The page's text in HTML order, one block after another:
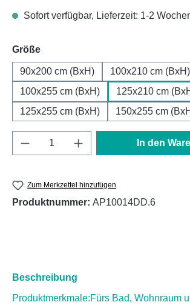
Sofort verfügbar, Lieferzeit: 1-2
Größeauswählen
90x200 cm (BxH)
100x210 cm (BxH)
100x255 cm (BxH)
125x210 cm
125x255 cm (BxH)
150x255 cm
Produkt Anzahl: Gib den
In den
Zum Merkzettel hinzufügen
Produktnummer: AP10014DD.6
Beschreibung
Produktmerkmale:Fürs Bad, Wohnraum